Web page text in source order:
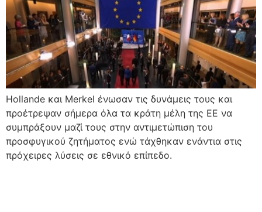
Hollande και Merkel ένωσαν τις δυνάμεις τους και
προέτρεψαν σήμερα όλα τα κράτη μέλη της ΕΕ να
συμπράξουν μαζί τους στην αντιμετώπιση του
προσφυγικού ζητήματος ενώ τάχθηκαν ενάντια στις
πρόχειρες λύσεις σε εθνικό επίπεδο.